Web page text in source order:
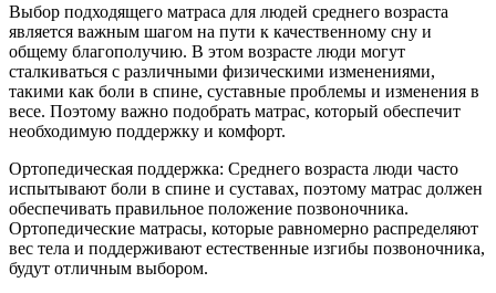
Выбор подходящего матраса для людей среднего возраста
является важным шагом на пути к качественному сну и
общему благополучию. В этом возрасте люди могут
сталкиваться с различными физическими изменениями,
такими как боли в спине, суставные проблемы и изменения в
весе. Поэтому важно подобрать матрас, который обеспечит
необходимую поддержку и комфорт.
Ортопедическая поддержка: Среднего возраста люди часто
испытывают боли в спине и суставах, поэтому матрас должен
обеспечивать правильное положение позвоночника.
Ортопедические матрасы, которые равномерно распределяют
вес тела и поддерживают естественные изгибы позвоночника,
будут отличным выбором.